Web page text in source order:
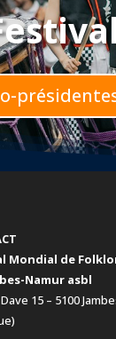
Mondial de
Namur asbl
15 – 5100